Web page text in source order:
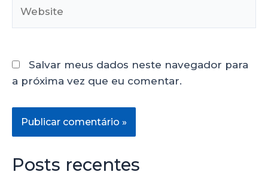
Salvar meus dados neste navegador para
a próxima vez que eu comentar.
Posts recentes